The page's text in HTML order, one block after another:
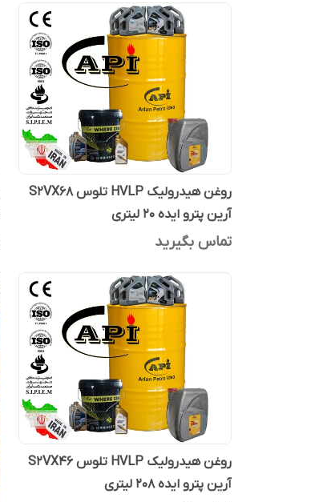
روغن هیدرولیک HVLP تلوس S2VX68
آرین پترو ایده 20 لیتری
تماس بگیرید
روغن هیدرولیک HVLP تلوس S2VX46
آرین پترو ایده 208 لیتری